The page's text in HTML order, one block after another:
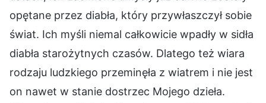
opętane przez diabła, który przywłaszczył sobie
świat. Ich myśli niemal całkowicie wpadły w sidła
diabła starożytnych czasów. Dlatego też wiara
rodzaju ludzkiego przeminęła z wiatrem i nie jest
on nawet w stanie dostrzec Mojego dzieła.